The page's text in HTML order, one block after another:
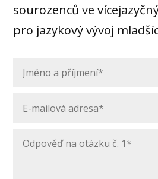
sourozenců ve
pro jazykový vývoj